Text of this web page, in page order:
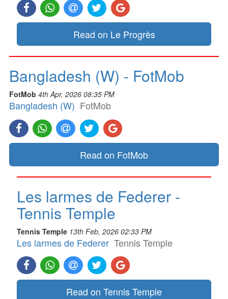
Read on Le Progrès
Bangladesh (W) - FotMob
FotMob 4th Apr, 2026 08:35 PM
Bangladesh (W) FotMob
Read on FotMob
Les larmes de Federer -
Tennis Temple
Tennis Temple 13th Feb, 2026 02:33 PM
Les larmes de Federer Tennis Temple
Read on Tennis Temple